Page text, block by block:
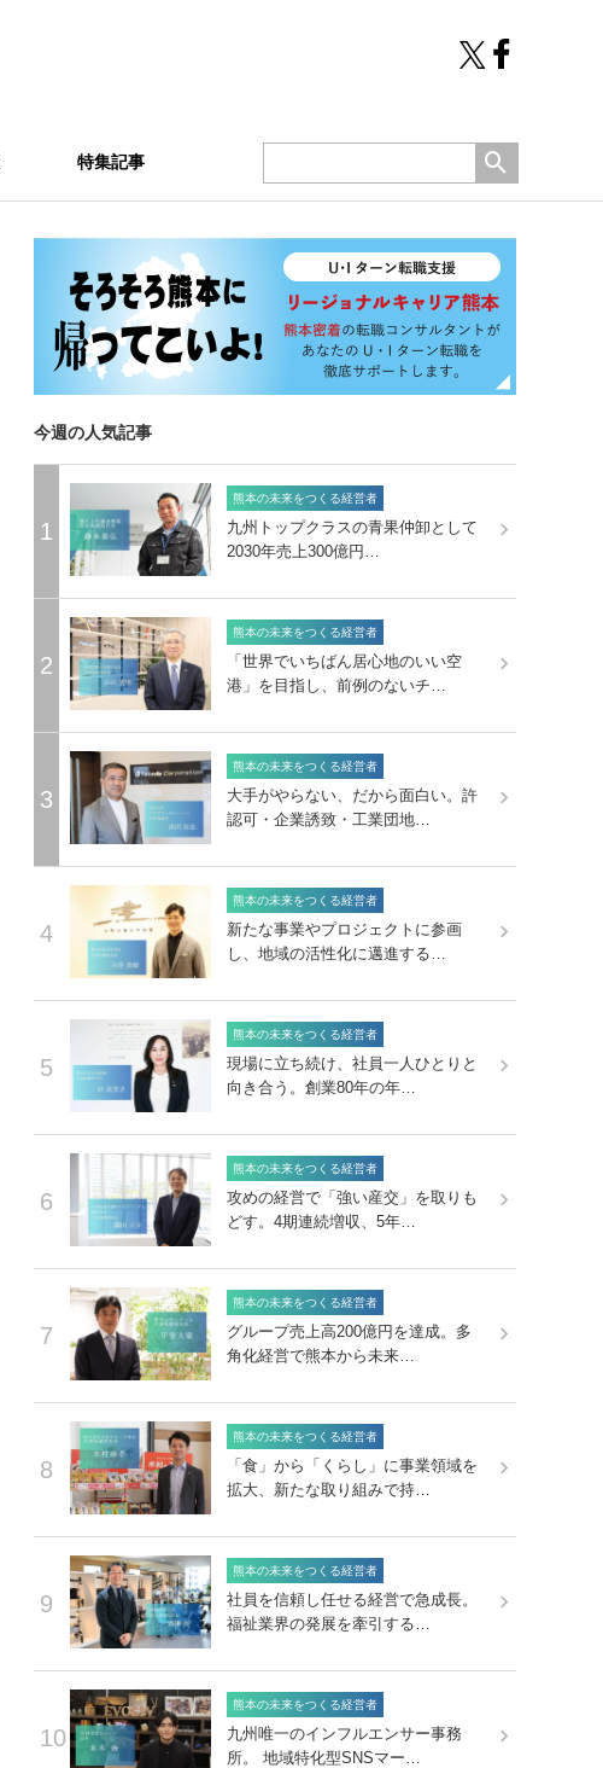
特集記事
今週の人気記事
1
熊本の未来をつくる経営者
九州トップクラスの青果仲卸として
2030年売上300億円…
2
熊本の未来をつくる経営者
「世界でいちばん居心地のいい空
港」を目指し、前例のないチ…
3
熊本の未来をつくる経営者
大手がやらない、だから面白い。許
認可・企業誘致・工業団地…
4
熊本の未来をつくる経営者
新たな事業やプロジェクトに参画
し、地域の活性化に邁進する…
5
熊本の未来をつくる経営者
現場に立ち続け、社員一人ひとりと
向き合う。創業80年の年…
6
熊本の未来をつくる経営者
攻めの経営で「強い産交」を取りも
どす。4期連続増収、5年…
7
熊本の未来をつくる経営者
グループ売上高200億円を達成。多
角化経営で熊本から未来…
8
熊本の未来をつくる経営者
「食」から「くらし」に事業領域を
拡大、新たな取り組みで持…
9
熊本の未来をつくる経営者
社員を信頼し任せる経営で急成長。
福祉業界の発展を牽引する…
10
熊本の未来をつくる経営者
九州唯一のインフルエンサー事務
所。 地域特化型SNSマー…